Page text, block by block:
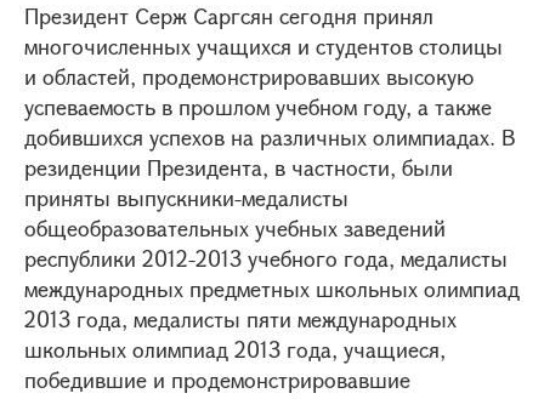
Президент Серж Саргсян сегодня принял
многочисленных учащихся и студентов столицы
и областей, продемонстрировавших высокую
успеваемость в прошлом учебном году, а также
добившихся успехов на различных олимпиадах. В
резиденции Президента, в частности, были
приняты выпускники-медалисты
общеобразовательных учебных заведений
республики 2012-2013 учебного года, медалисты
международных предметных школьных олимпиад
2013 года, медалисты пяти международных
школьных олимпиад 2013 года, учащиеся,
победившие и продемонстрировавшие